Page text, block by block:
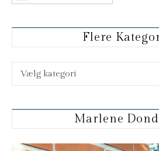
Flere
Flere kategorier:
Marlene